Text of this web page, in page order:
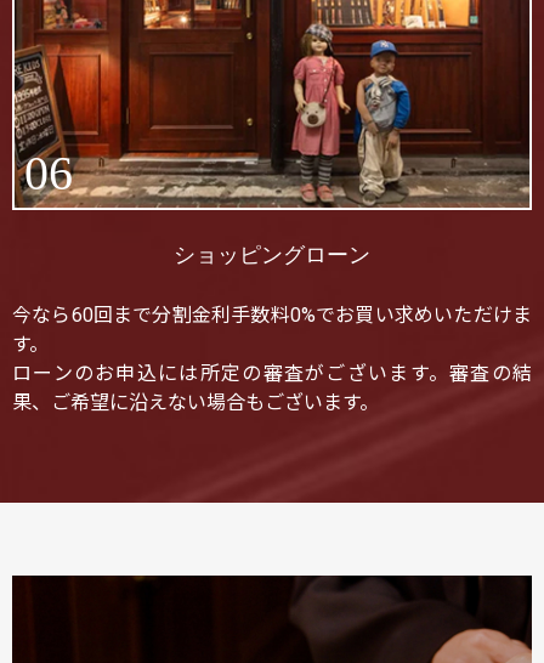
06
ショッピングローン
今なら60回まで分割金利手数料0%でお買い求めいただけま
す。
ローンのお申込には所定の審査がございます。審査の結
果、ご希望に沿えない場合もございます。